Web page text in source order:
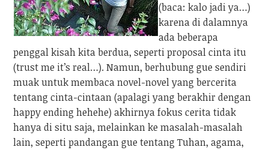
(baca: kalo jadi ya…)
karena di dalamnya
ada beberapa
penggal kisah kita berdua, seperti proposal cinta itu
(trust me it’s real…). Namun, berhubung gue sendiri
muak untuk membaca novel-novel yang bercerita
tentang cinta-cintaan (apalagi yang berakhir dengan
happy ending hehehe) akhirnya fokus cerita tidak
hanya di situ saja, melainkan ke masalah-masalah
lain, seperti pandangan gue tentang Tuhan, agama,